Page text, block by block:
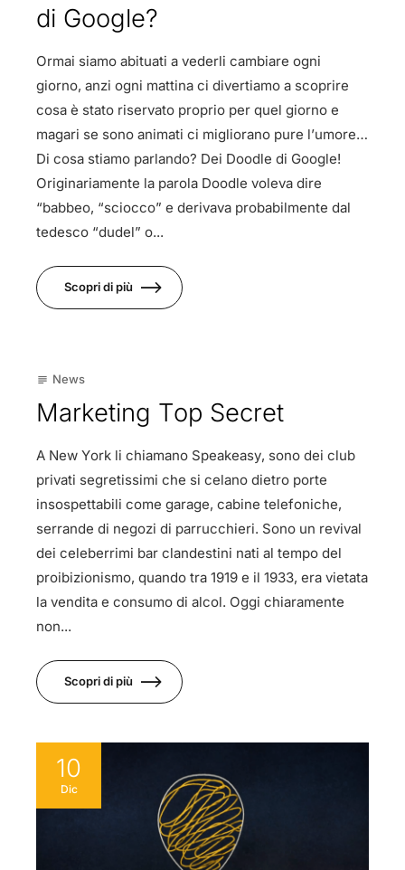
di Google?
Ormai siamo abituati a vederli cambiare ogni
giorno, anzi ogni mattina ci divertiamo a scoprire
cosa è stato riservato proprio per quel giorno e
magari se sono animati ci migliorano pure l’umore…
Di cosa stiamo parlando? Dei Doodle di Google!
Originariamente la parola Doodle voleva dire
“babbeo, “sciocco” e derivava probabilmente dal
tedesco “dudel” o...
Scopri di più
23
subject News
Marketing Top Secret
A New York li chiamano Speakeasy, sono dei club
privati segretissimi che si celano dietro porte
insospettabili come garage, cabine telefoniche,
serrande di negozi di parrucchieri. Sono un revival
dei celeberrimi bar clandestini nati al tempo del
proibizionismo, quando tra 1919 e il 1933, era vietata
la vendita e consumo di alcol. Oggi chiaramente
non...
Scopri di più
10
Dic